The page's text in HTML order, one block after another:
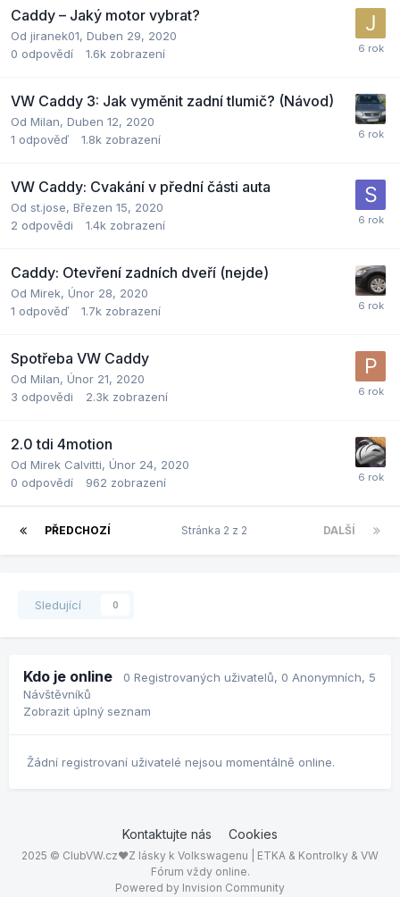
Caddy – Jaký motor vybrat?
Od jiranek01, Duben 29, 2020
0 odpovědí 1.6k zobrazení
VW Caddy 3: Jak vyměnit zadní tlumič? (Návod)
Od Milan, Duben 12, 2020
1 odpověď 1.8k zobrazení
VW Caddy: Cvakání v přední části auta
Od st.jose, Březen 15, 2020
2 odpovědi 1.4k zobrazení
Caddy: Otevření zadních dveří (nejde)
Od Mirek, Únor 28, 2020
1 odpověď 1.7k zobrazení
Spotřeba VW Caddy
Od Milan, Únor 21, 2020
3 odpovědi 2.3k zobrazení
2.0 tdi 4motion
Od Mirek Calvitti, Únor 24, 2020
0 odpovědí 962 zobrazení
PŘEDCHOZÍ DALŠÍ
Stránka 2 z 2
Sledující 0
Kdo je online 0 Registrovaných uživatelů, 0 Anonymních, 5
Návštěvníků
Zobrazit úplný seznam
Žádní registrovaní uživatelé nejsou momentálně online.
Kontaktujte nás Cookies
2025 © ClubVW.cz❤Z lásky k Volkswagenu | ETKA & Kontrolky & VW
Fórum vždy online.
Powered by Invision Community